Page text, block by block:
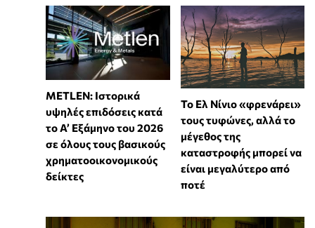
METLEN: Ιστορικά
υψηλές επιδόσεις κατά
το Α’ Εξάμηνο του 2026
σε όλους τους βασικούς
χρηματοοικονομικούς
δείκτες
Το Ελ Νίνιο «φρενάρει»
τους τυφώνες, αλλά το
μέγεθος της
καταστροφής μπορεί να
είναι μεγαλύτερο από
ποτέ